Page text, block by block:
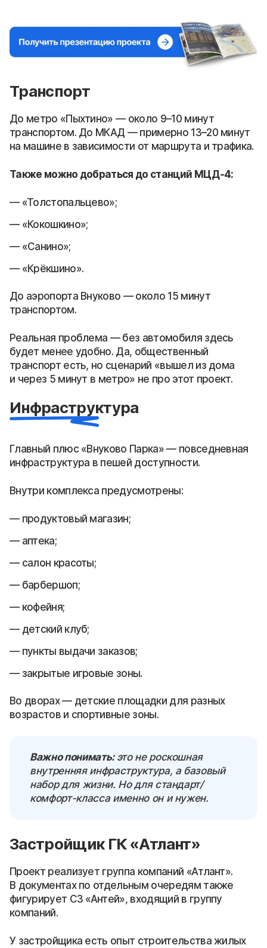
Транспорт
До метро «Пыхтино» — около 9–10 минут
транспортом. До МКАД — примерно 13–20 минут
на машине в зависимости от маршрута и трафика.
Также можно добраться до станций МЦД-4:
«Толстопальцево»;
«Кокошкино»;
«Санино»;
«Крёкшино».
До аэропорта Внуково — около 15 минут
транспортом.
Реальная проблема — без автомобиля здесь
будет менее удобно. Да, общественный
транспорт есть, но сценарий «вышел из дома
и через 5 минут в метро» не про этот проект.
Инфраструктура
Главный плюс «Внуково Парка» — повседневная
инфраструктура в пешей доступности.
Внутри комплекса предусмотрены:
продуктовый магазин;
аптека;
салон красоты;
барбершоп;
кофейня;
детский клуб;
пункты выдачи заказов;
закрытые игровые зоны.
Во дворах — детские площадки для разных
возрастов и спортивные зоны.
Важно понимать: это не роскошная
внутренняя инфраструктура, а базовый
набор для жизни. Но для стандарт/
комфорт-класса именно он и нужен.
Застройщик ГК «Атлант»
Проект реализует группа компаний «Атлант».
В документах по отдельным очередям также
фигурирует СЗ «Антей», входящий в группу
компаний.
У застройщика есть опыт строительства жилых